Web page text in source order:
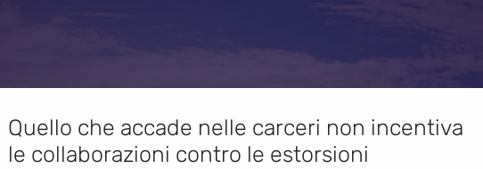
Quello che accade nelle carceri non incentiva
le collaborazioni contro le estorsioni